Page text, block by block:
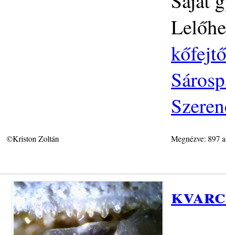
©Kriston Zoltán Megnézve: 897